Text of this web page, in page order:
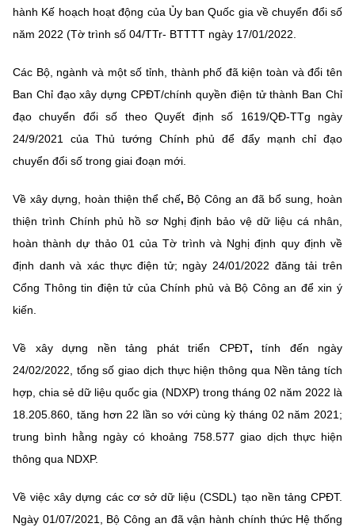
hành Kế hoạch hoạt động của Ủy ban Quốc gia về chuyển đổi số
năm 2022 (Tờ trình số 04/TTr- BTTTT ngày 17/01/2022.
Các Bộ, ngành và một số tỉnh, thành phố đã kiện toàn và đổi tên
Ban Chỉ đạo xây dựng CPĐT/chính quyền điện tử thành Ban Chỉ
đạo chuyển đổi số theo Quyết định số 1619/QĐ-TTg ngày
24/9/2021 của Thủ tướng Chính phủ để đẩy mạnh chỉ đạo
chuyển đổi số trong giai đoạn mới.
Về xây dựng, hoàn thiện thể chế, Bộ Công an đã bổ sung, hoàn
thiện trình Chính phủ hồ sơ Nghị định bảo vệ dữ liệu cá nhân,
hoàn thành dự thảo 01 của Tờ trình và Nghị định quy định về
định danh và xác thực điện tử; ngày 24/01/2022 đăng tải trên
Cổng Thông tin điện tử của Chính phủ và Bộ Công an để xin ý
kiến.
Về xây dựng nền tảng phát triển CPĐT, tính đến ngày
24/02/2022, tổng số giao dịch thực hiện thông qua Nền tảng tích
hợp, chia sẻ dữ liệu quốc gia (NDXP) trong tháng 02 năm 2022 là
18.205.860, tăng hơn 22 lần so với cùng kỳ tháng 02 năm 2021;
trung bình hằng ngày có khoảng 758.577 giao dịch thực hiện
thông qua NDXP.
Về việc xây dựng các cơ sở dữ liệu (CSDL) tạo nền tảng CPĐT.
Ngày 01/07/2021, Bộ Công an đã vận hành chính thức Hệ thống